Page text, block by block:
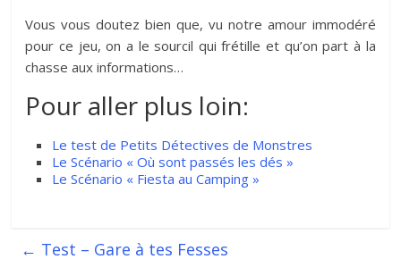
Vous vous doutez bien que, vu notre amour immodéré
pour ce jeu, on a le sourcil qui frétille et qu’on part à la
chasse aux informations…
Pour aller plus loin:
Le test de Petits Détectives de Monstres
Le Scénario « Où sont passés les dés »
Le Scénario « Fiesta au Camping »
← Test – Gare à tes Fesses